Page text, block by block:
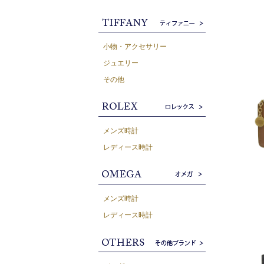
小物・アクセサリー
ジュエリー
その他
メンズ時計
レディース時計
メンズ時計
レディース時計